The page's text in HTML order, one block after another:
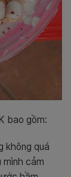
bao gồm:
không quá
cảm